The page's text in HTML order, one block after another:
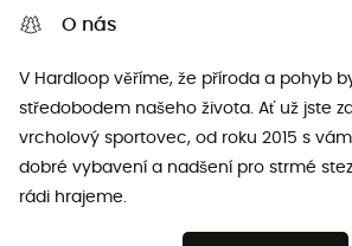
O nás
V Hardloop věříme, že příroda a pohyb
středobodem našeho života. Ať už jste
vrcholový sportovec, od roku 2015 s
dobré vybavení a nadšení pro strmé
rádi hrajeme.